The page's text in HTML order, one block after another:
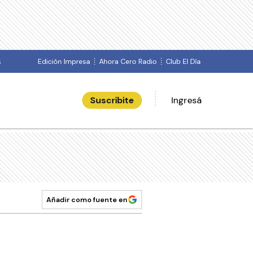
Edición Impresa Ahora Cero Radio Club El Día
Suscribite Ingresá
Añadir como fuente en